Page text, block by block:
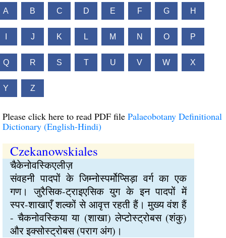
A B C D E F G H
J K L M N O P
Q R S T U V W X
Y Z
Please click here to read PDF file Palaeobotany Definitional
Dictionary (English-Hindi)
Czekanowskiales
चैकेनोवस्किएलीज़
संवहनी पादपों के जिम्नोस्पर्मोप्सिड़ा वर्ग का एक
गण। जुरैसिक-ट्राइएसिक युग के इन पादपों में
स्पर-शाखाएँ शल्कों से आवृत्त रहती हैं। मुख्य वंश हैं
- चैकनोवस्किया या (शाखा) लेप्टोस्ट्रोबस (शंकु)
और इक्सोस्ट्रोबस (पराग अंग)।